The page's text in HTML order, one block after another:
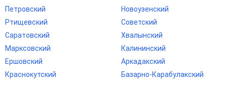
Петровский
Ртищевский
Саратовский
Марксовский
Ершовский
Краснокутский
Новоузенский
Советский
Хвалынский
Калининский
Аркадакский
Базарно-Карабулакский